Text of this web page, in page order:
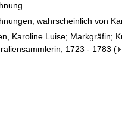
wahrscheinlich von
Karoline Luise; Markgräfin;
1723 - 1783 (